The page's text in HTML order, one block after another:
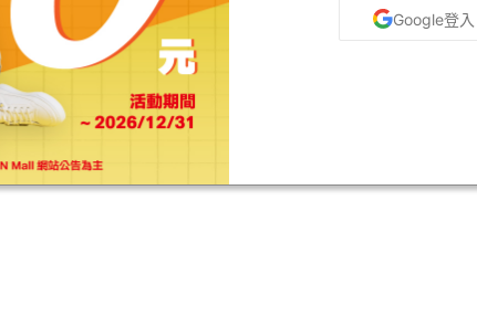
Google登入